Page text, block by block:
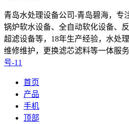
青岛水处理设备公司-青岛碧海，专
锅炉软水设备、全自动软化设备、
超滤设备等，18年生产经验，水处
维修维护，更换滤芯滤料等一体服
号-11
首页
产品
手机
顶部